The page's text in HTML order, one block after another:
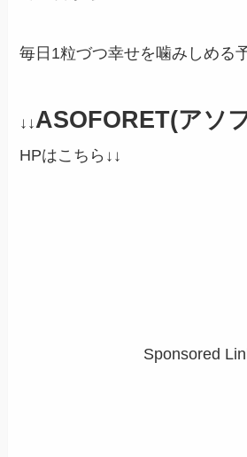
毎日1粒づつ幸せを噛みしめる
↓↓ASOFORET(アソ
HPはこちら ↓↓
Sponsored